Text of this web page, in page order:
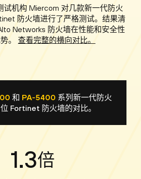
试机构 Miercom 对几款新一代防火
防火墙进行了严格测试。结果清
Networks 防火墙在性能和安全性
。 查看完整的横向对比。
和 PA-5400 系列新一代防火
Fortinet 防火墙的对比。
1.3倍